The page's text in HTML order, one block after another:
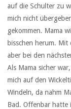
auf die Schulter zu
mich nicht
gekommen. Mama
bisschen herum. Mit
aber bei den
Als Mama sicher
mich auf den
Windeln, da nahm
Bad. Offenbar hatte